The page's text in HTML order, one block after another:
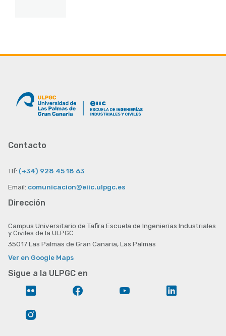
Contacto
Tlf: (+34) 928 45 18 63
Email: comunicacion@eiic.ulpgc.es
Dirección
Campus Universitario de Tafira Escuela de Ingenierías Industriales
y Civiles de la ULPGC
35017 Las Palmas de Gran Canaria, Las Palmas
Ver en Google Maps
Sigue a la ULPGC en